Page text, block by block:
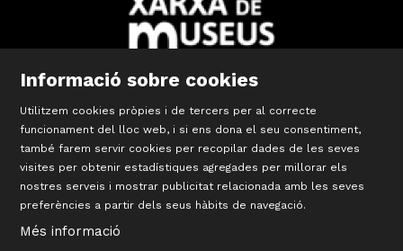
Diapositiva 2 de 10: Xarxa Territorial de Museus de les
Terracotta Museu
Sis d’octubre, 99 | La Bisbal d’Empordà
#TerracottaMuseu
Informació sobre cookies
Utilitzem cookies pròpies i de tercers per al correcte
funcionament del lloc web, i si ens dona el seu consentiment,
també farem servir cookies per recopilar dades de les seves
visites per obtenir estadístiques agregades per millorar els
nostres serveis i mostrar publicitat relacionada amb les seves
preferències a partir dels seus hàbits de navegació.
Més informació